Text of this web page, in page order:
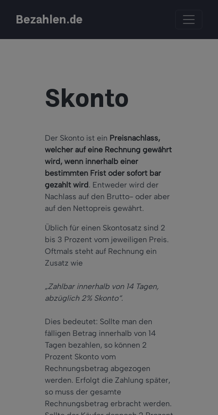
Bezahlen.de
Skonto
Der Skonto ist ein Preisnachlass,
welcher auf eine Rechnung gewährt
wird, wenn innerhalb einer
bestimmten Frist oder sofort bar
gezahlt wird. Entweder wird der
Nachlass auf den Brutto- oder aber
auf den Nettopreis gewährt.
Üblich für einen Skontosatz sind 2
bis 3 Prozent vom jeweiligen Preis.
Oftmals steht auf Rechnung ein
Zusatz wie
„Zahlbar innerhalb von 14 Tagen,
abzüglich 2% Skonto“.
Dies bedeutet: Sollte man den
fälligen Betrag innerhalb von 14
Tagen bezahlen, so können 2
Prozent Skonto vom
Rechnungsbetrag abgezogen
werden. Erfolgt die Zahlung später,
so muss der gesamte
Rechnungsbetrag erbracht werden.